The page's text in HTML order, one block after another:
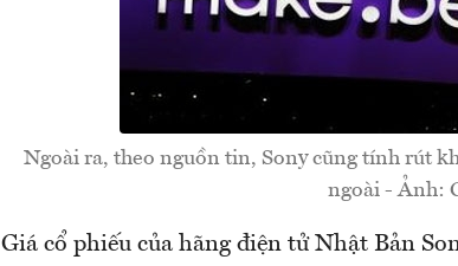
Ngoài ra, theo nguồn tin, Sony cũng tính rút
ngoài - Ảnh:
Giá cổ phiếu của hãng điện tử Nhật Bản